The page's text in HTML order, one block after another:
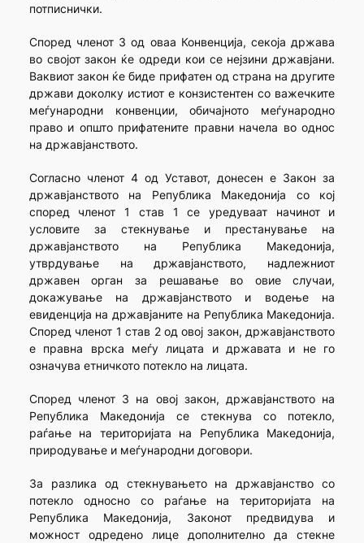
потписнички.
Според членот 3 од оваа Конвенција, секоја држава
во својот закон ќе одреди кои се нејзини државјани.
Ваквиот закон ќе биде прифатен од страна на другите
држави доколку истиот е конзистентен со важечките
меѓународни конвенции, обичајното меѓународно
право и општо прифатените правни начела во однос
на државјанството.
Согласно членот 4 од Уставот, донесен е Закон за
државјанството на Република Македонија со кој
според членот 1 став 1 се уредуваат начинот и
условите за стекнување и престанување на
државјанството на Република Македонија,
утврдување на државјанството, надлежниот
државен орган за решавање во овие случаи,
докажување на државјанството и водење на
евиденција на државјаните на Република Македонија.
Според членот 1 став 2 од овој закон, државјанството
е правна врска меѓу лицата и државата и не го
означува етничкото потекло на лицата.
Според членот 3 на овој закон, државјанството на
Република Македонија се стекнува со потекло,
раѓање на територијата на Република Македонија,
природување и меѓународни договори.
За разлика од стекнувањето на државјанство со
потекло односно со раѓање на територијата на
Република Македонија, Законот предвидува и
можност одредено лице дополнително да стекне